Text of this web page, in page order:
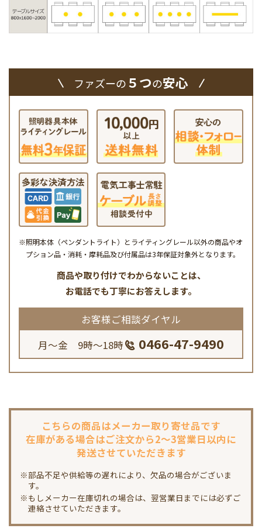
ファズーの５つの安心
※照明本体（ペンダントライト）とライティングレール以外の商品やオ
プション品・消耗・摩耗品及び付属品は3年保証対象外となります。
商品や取り付けでわからないことは、
お電話でも丁寧にお答えします。
お客様ご相談ダイヤル
月～金 9時～18時
0466-47-9490
こちらの商品はメーカー取り寄せ品です
在庫がある場合はご注文から2～3営業日以内に
発送させていただきます
※部品不足や供給等の遅れにより、欠品の場合がございま
す。
※もしメーカー在庫切れの場合は、翌営業日までには必ずご
連絡させていただきます。